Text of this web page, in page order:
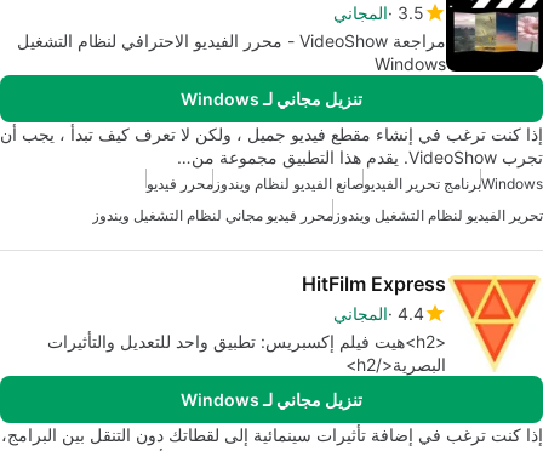
3.5 المجاني
مراجعة VideoShow - محرر الفيديو الاحترافي لنظام التشغيل
Windows
تنزيل مجاني لـ Windows
إذا كنت ترغب في إنشاء مقطع فيديو جميل ، ولكن لا تعرف كيف تبدأ ، يجب أن
تجرب VideoShow. يقدم هذا التطبيق مجموعة من…
Windowsبرنامج تحرير الفيديوصانع الفيديو لنظام ويندوز محرر فيديو
تحرير الفيديو لنظام التشغيل ويندوز محرر فيديو مجاني لنظام التشغيل ويندوز
HitFilm Express
4.4 المجاني
<h2>هيت فيلم إكسبريس: تطبيق واحد للتعديل والتأثيرات
البصرية</h2>
تنزيل مجاني لـ Windows
إذا كنت ترغب في إضافة تأثيرات سينمائية إلى لقطاتك دون التنقل بين البرامج،